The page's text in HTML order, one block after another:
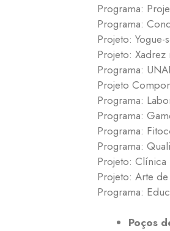
Programa:
Programa:
Projeto:
Projeto: Xadrez
Programa:
Projeto
Programa:
Programa:
Programa:
Programa:
Projeto: Clínica
Projeto: Arte
Programa:
Poços